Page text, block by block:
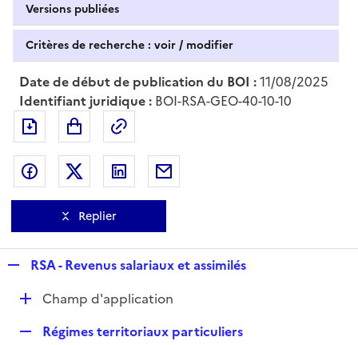
Versions publiées
Critères de recherche : voir / modifier
Date de début de publication du BOI :11/08/2025
Identifiant juridique : BOI-RSA-GEO-40-10-10
Exporter le document au format pdf
Partager sur Facebook
Partager sur Twitter
Partager sur LinkedIn
Replier
p
RSA - Revenus salariaux et assimilés
DChamp d'application
Régimes territoriaux particuliers